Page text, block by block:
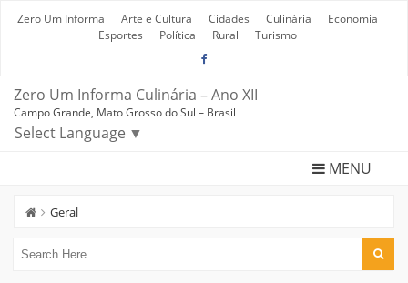
Zero Um Informa Arte e Cultura Cidades Culinária
Economia
Esportes
Política Rural Turismo
Zero Um Informa Culinária – Ano XII
Campo Grande, Mato Grosso do Sul – Brasil
Select Language ▼
MENU
Geral